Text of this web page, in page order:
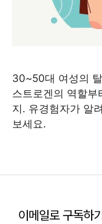
30~50대 여성의
스트로겐의 역할
지. 유경험자가 알
보세요.
이메일로 구독하